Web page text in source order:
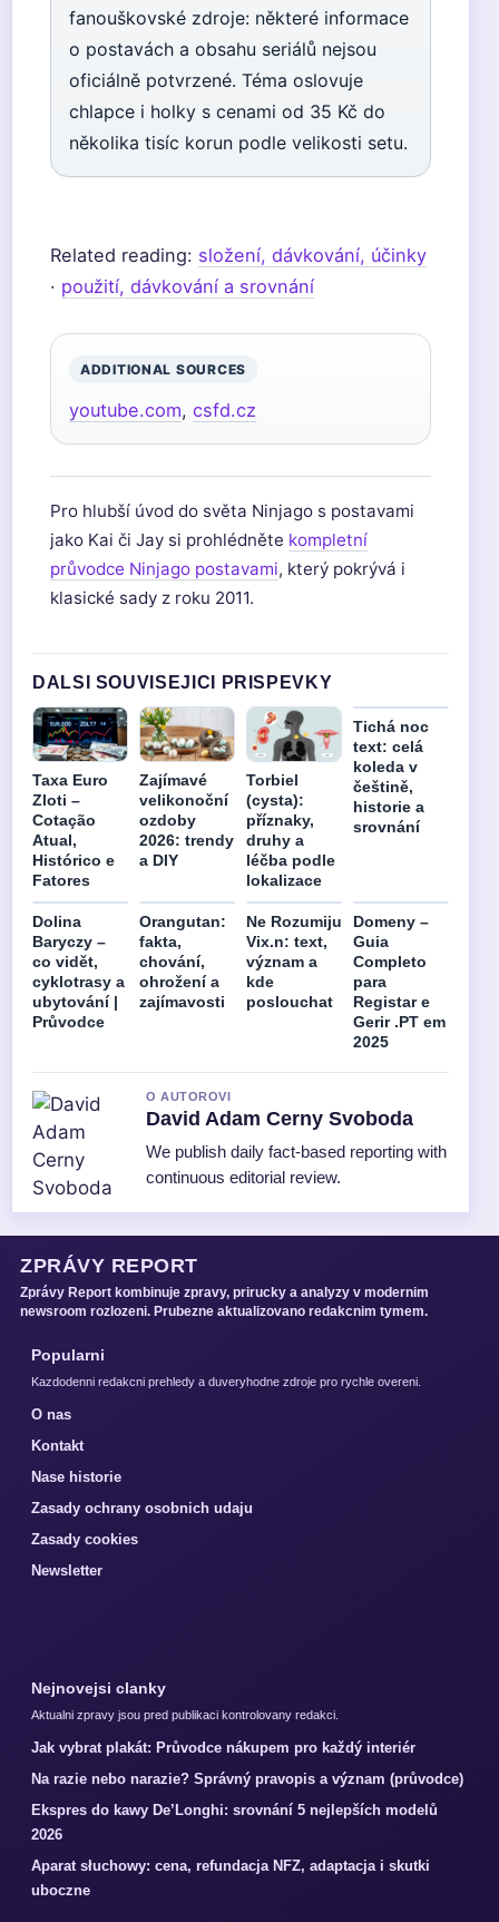
fanouškovské zdroje: některé informace
o postavách a obsahu seriálů nejsou
oficiálně potvrzené. Téma oslovuje
chlapce i holky s cenami od 35 Kč do
několika tisíc korun podle velikosti setu.
Related reading: složení, dávkování, účinky
· použití, dávkování a srovnání
ADDITIONAL SOURCES
youtube.com, csfd.cz
Pro hlubší úvod do světa Ninjago s postavami
jako Kai či Jay si prohlédněte kompletní
průvodce Ninjago postavami, který pokrývá i
klasické sady z roku 2011.
DALSI SOUVISEJICI PRISPEVKY
Taxa Euro
Zloti –
Cotação
Atual,
Histórico e
Fatores
Zajímavé
velikonoční
ozdoby
2026: trendy
a DIY
Torbiel
(cysta):
příznaky,
druhy a
léčba podle
lokalizace
Tichá noc
text: celá
koleda v
češtině,
historie a
srovnání
Dolina
Baryczy –
co vidět,
cyklotrasy a
ubytování |
Průvodce
Orangutan:
fakta,
chování,
ohrožení a
zajímavosti
Ne Rozumiju
Vix.n: text,
význam a
kde
poslouchat
Domeny –
Guia
Completo
para
Registar e
Gerir .PT em
2025
O AUTOROVI
David Adam Cerny Svoboda
We publish daily fact-based reporting with
continuous editorial review.
ZPRÁVY REPORT
Zprávy Report kombinuje zpravy, prirucky a analyzy v modernim
newsroom rozlozeni. Prubezne aktualizovano redakcnim tymem.
Popularni
Kazdodenni redakcni prehledy a duveryhodne zdroje pro rychle overeni.
O nas
Kontakt
Nase historie
Zasady ochrany osobnich udaju
Zasady cookies
Newsletter
Nejnovejsi clanky
Aktualni zpravy jsou pred publikaci kontrolovany redakci.
Jak vybrat plakát: Průvodce nákupem pro každý interiér
Na razie nebo narazie? Správný pravopis a význam (průvodce)
Ekspres do kawy De’Longhi: srovnání 5 nejlepších modelů
2026
Aparat słuchowy: cena, refundacja NFZ, adaptacja i skutki
uboczne